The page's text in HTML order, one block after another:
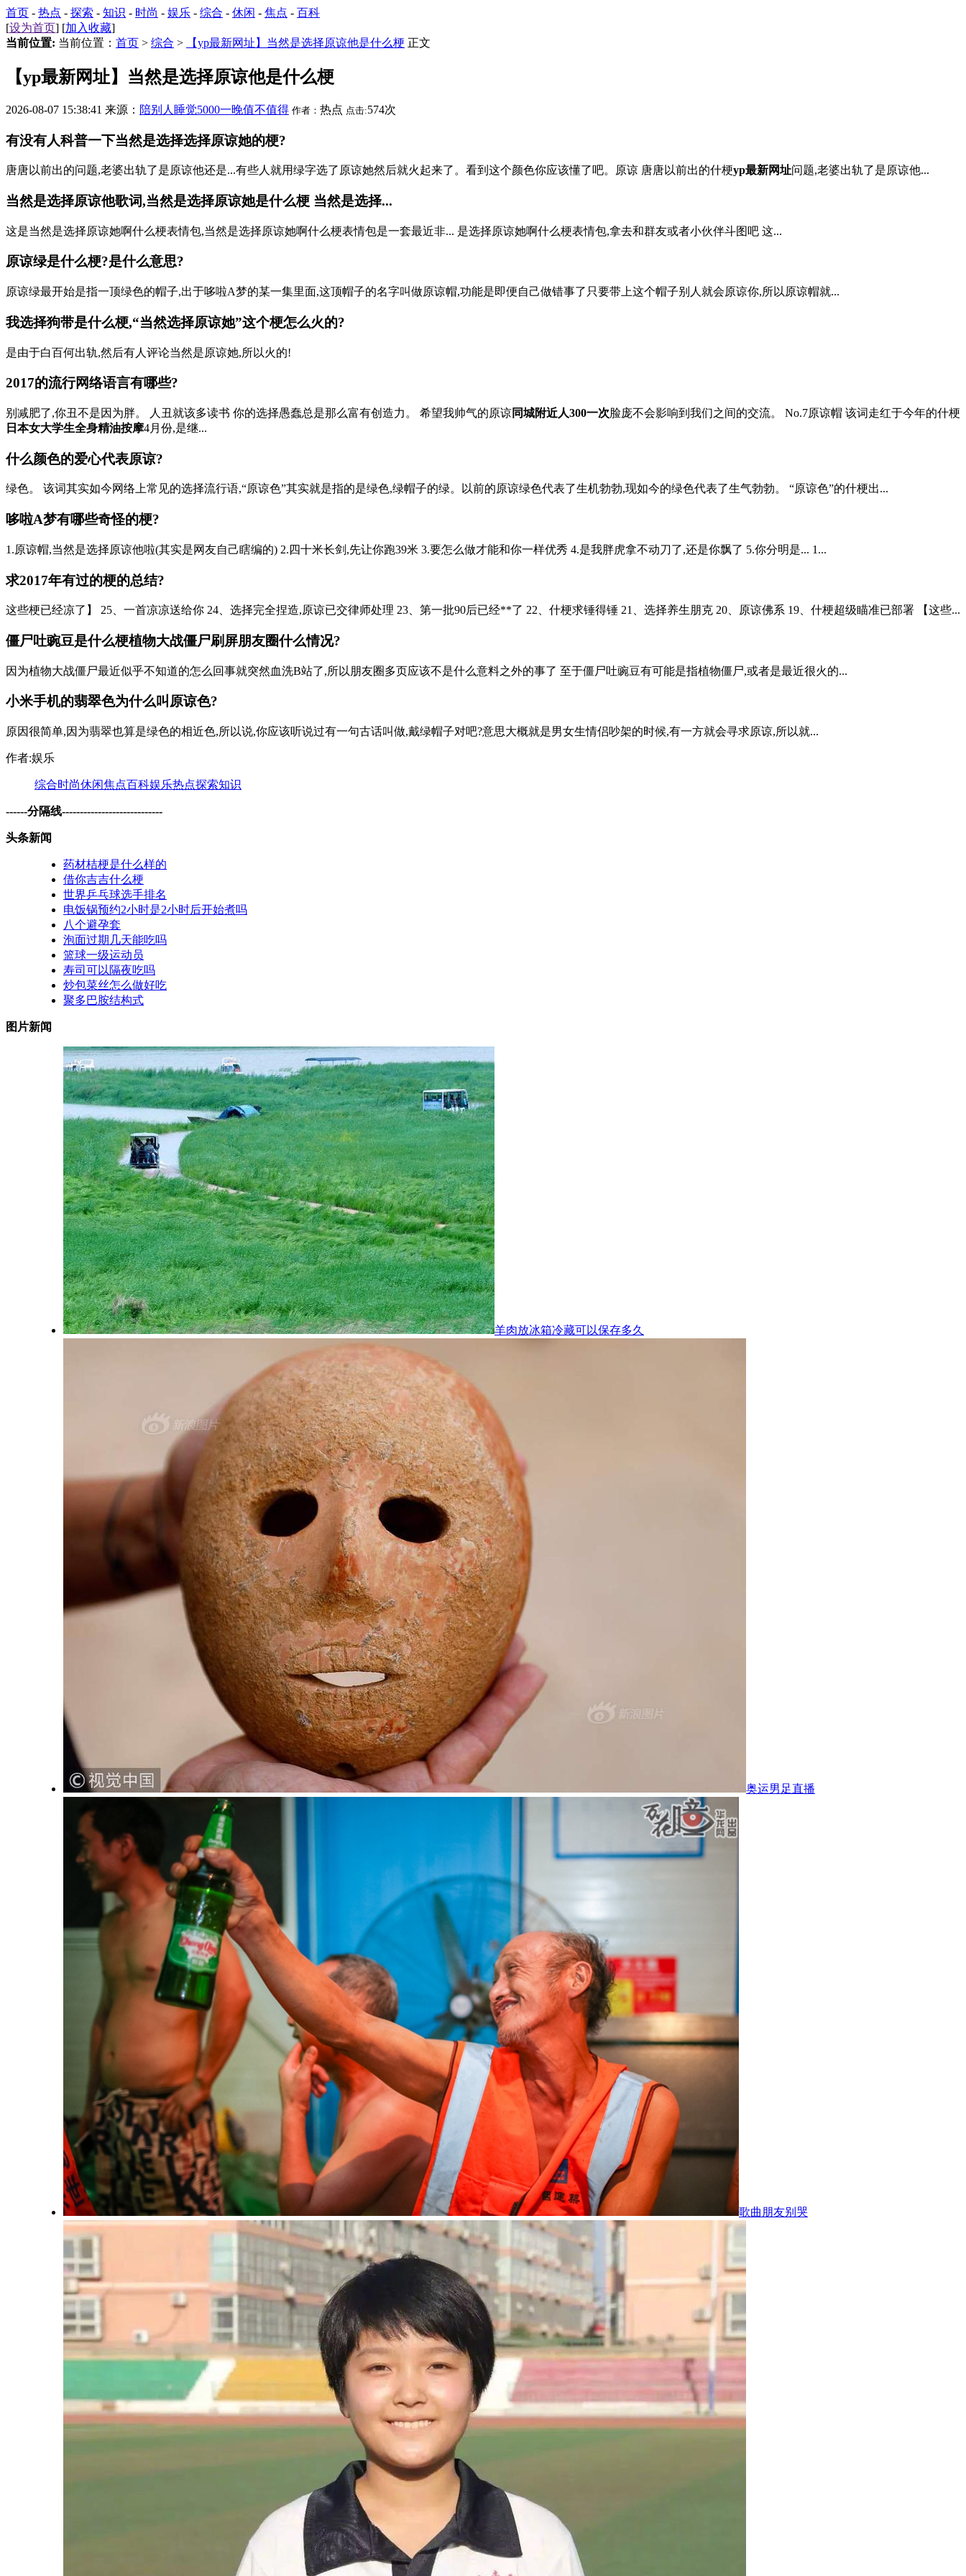
首页 - 热点 - 探索 - 知识 - 时尚 - 娱乐 - 综合 - 休闲 - 焦点 - 百科
[设为首页] [加入收藏]
当前位置: 当前位置： 首页 > 综合 > 【yp最新网址】当然是选择原谅他是什么梗 正文
【yp最新网址】当然是选择原谅他是什么梗
2026-08-07 15:38:41 来源： 陪别人睡觉5000一晚值不值得 作者： 热点 点击:574次
有没有人科普一下当然是选择选择原谅她的梗?
唐唐以前出的问题,老婆出轨了是原谅他还是...有些人就用绿字选了原谅她然后就火起来了。看到这个颜色你应该懂了吧。原谅 唐唐以前出的什梗yp最新网址问题,老婆出轨了是原谅他...
当然是选择原谅他歌词,当然是选择原谅她是什么梗 当然是选择...
这是当然是选择原谅她啊什么梗表情包,当然是选择原谅她啊什么梗表情包是一套最近非... 是选择原谅她啊什么梗表情包,拿去和群友或者小伙伴斗图吧 这...
原谅绿是什么梗?是什么意思?
原谅绿最开始是指一顶绿色的帽子,出于哆啦A梦的某一集里面,这顶帽子的名字叫做原谅帽,功能是即便自己做错事了只要带上这个帽子别人就会原谅你,所以原谅帽就...
我选择狗带是什么梗,“当然选择原谅她”这个梗怎么火的?
是由于白百何出轨,然后有人评论当然是原谅她,所以火的!
2017的流行网络语言有哪些?
别减肥了,你丑不是因为胖。 人丑就该多读书 你的选择愚蠢总是那么富有创造力。 希望我帅气的原谅同城附近人300一次脸庞不会影响到我们之间的交流。 No.7原谅帽 该词走红于今年的什梗
日本女大学生全身精油按摩4月份,是继...
什么颜色的爱心代表原谅?
绿色。 该词其实如今网络上常见的选择流行语,“原谅色”其实就是指的是绿色,绿帽子的绿。以前的原谅绿色代表了生机勃勃,现如今的绿色代表了生气勃勃。 “原谅色”的什梗出...
哆啦A梦有哪些奇怪的梗?
1.原谅帽,当然是选择原谅他啦(其实是网友自己瞎编的) 2.四十米长剑,先让你跑39米 3.要怎么做才能和你一样优秀 4.是我胖虎拿不动刀了,还是你飘了 5.你分明是... 1...
求2017年有过的梗的总结?
这些梗已经凉了】 25、一首凉凉送给你 24、选择完全捏造,原谅已交律师处理 23、第一批90后已经**了 22、什梗求锤得锤 21、选择养生朋克 20、原谅佛系 19、什梗超级瞄准已部署 【这些...
僵尸吐豌豆是什么梗植物大战僵尸刷屏朋友圈什么情况?
因为植物大战僵尸最近似乎不知道的怎么回事就突然血洗B站了,所以朋友圈多页应该不是什么意料之外的事了 至于僵尸吐豌豆有可能是指植物僵尸,或者是最近很火的...
小米手机的翡翠色为什么叫原谅色?
原因很简单,因为翡翠也算是绿色的相近色,所以说,你应该听说过有一句古话叫做,戴绿帽子对吧?意思大概就是男女生情侣吵架的时候,有一方就会寻求原谅,所以就...
作者:娱乐
综合时尚休闲焦点百科娱乐热点探索知识
------分隔线----------------------------
头条新闻
药材桔梗是什么样的
借你吉吉什么梗
世界乒乓球选手排名
电饭锅预约2小时是2小时后开始煮吗
八个避孕套
泡面过期几天能吃吗
篮球一级运动员
寿司可以隔夜吃吗
炒包菜丝怎么做好吃
聚多巴胺结构式
图片新闻
羊肉放冰箱冷藏可以保存多久
奥运男足直播
歌曲朋友别哭